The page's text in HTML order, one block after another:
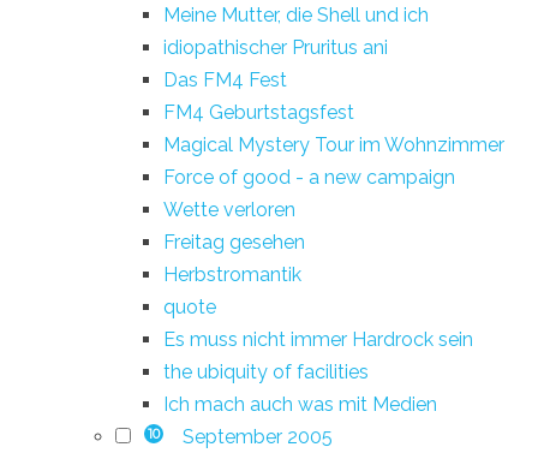
Meine Mutter, die Shell und ich
idiopathischer Pruritus ani
Das FM4 Fest
FM4 Geburtstagsfest
Magical Mystery Tour im Wohnzimmer
Force of good - a new campaign
Wette verloren
Freitag gesehen
Herbstromantik
quote
Es muss nicht immer Hardrock sein
the ubiquity of facilities
Ich mach auch was mit Medien
10 September 2005